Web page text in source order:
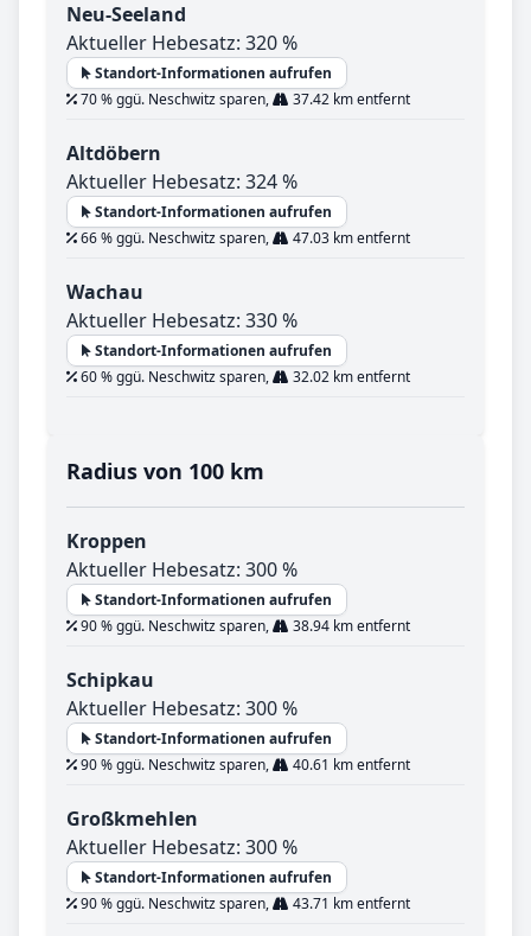
Neu-Seeland
Aktueller Hebesatz: 320 %
Standort-Informationen aufrufen
70 % ggü. Neschwitz sparen,
37.42 km entfernt
Altdöbern
Aktueller Hebesatz: 324 %
Standort-Informationen aufrufen
66 % ggü. Neschwitz sparen,
47.03 km entfernt
Wachau
Aktueller Hebesatz: 330 %
Standort-Informationen aufrufen
60 % ggü. Neschwitz sparen,
32.02 km entfernt
Radius von 100 km
Kroppen
Aktueller Hebesatz: 300 %
Standort-Informationen aufrufen
90 % ggü. Neschwitz sparen,
38.94 km entfernt
Schipkau
Aktueller Hebesatz: 300 %
Standort-Informationen aufrufen
90 % ggü. Neschwitz sparen,
40.61 km entfernt
Großkmehlen
Aktueller Hebesatz: 300 %
Standort-Informationen aufrufen
90 % ggü. Neschwitz sparen,
43.71 km entfernt